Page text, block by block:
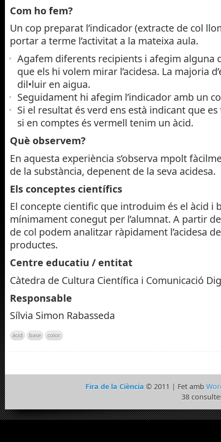
Com ho fem?
Un cop preparat l’indicador (extracte de col
portar a terme l’activitat a la mateixa aula.
Agafem diferents recipients i afegim alguna
que els hi volem mirar l’acidesa. La majoria
dil•luir en aigua.
Seguidament hi afegim l’indicador amb un
Si el resultat és verd ens està indicant que
si en comptes és vermell tenim un àcid.
Què observem?
En aquesta experiència s’observa mpolt
de la substància, depenent de la seva acidesa.
Els conceptes científics
El concepte cientific que introduim és el àcid i
mínimament conegut per l’alumnat. A partir
de col podem analitzar ràpidament l’acidesa
productes.
Centre educatiu / entitat
Càtedra de Cultura Científica i Comunicació
Responsable
Sílvia Simon Rabasseda
àcid base color
Fira de la Ciència © 2011 | Fet amb
38